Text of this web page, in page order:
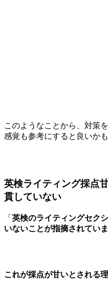
このようなことから、対策
感覚も参考にすると良いかも
英検ライティング採点
貫していない
「 英検のライティングセク
いないことが指摘されていま
これが採点が甘いとされる